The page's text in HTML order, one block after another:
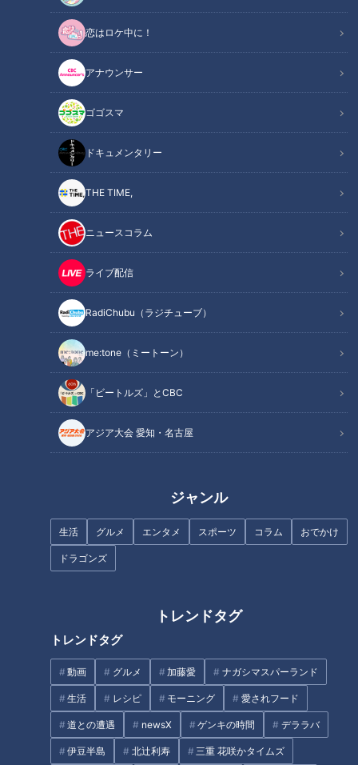
恋はロケ中に！
アナウンサー
ゴゴスマ
ドキュメンタリー
THE TIME,
ニュースコラム
ライブ配信
RadiChubu（ラジチューブ）
me:tone（ミートーン）
「ビートルズ」とCBC
アジア大会 愛知・名古屋
ジャンル
生活 グルメ エンタメ スポーツ コラム おでかけ
ドラゴンズ
トレンドタグ
トレンドタグ
動画 グルメ 加藤愛 ナガシマスパーランド
生活 レシピ モーニング 愛されフード
道との遭遇 newsX ゲンキの時間 デララバ
伊豆半島 北辻利寿 三重 花咲かタイムズ
る。お二人は大阪の平野出身ということで、地元トークで大盛
り上がり。松田さんは、ハイテンションで大きめの蝶ネクタイ
を持ち道具にチョイスした。
この記事を見たあなたへのおすすめ
『却下さん』野間口徹 （スジ
『僕とクリスとお義父さん』安
田顕（スジナシ）
『頭脳派バイト○士君』福士誠
治（スジナシ）
『ただ天気がいいだけだ』黒木
啓司 （スジナシ）
『星がきれいだ』浅野和之（ス
ジナシ）
エンタメ
番組紹介
鶴瓶のスジナシ
「鶴瓶のスジナシ」動画